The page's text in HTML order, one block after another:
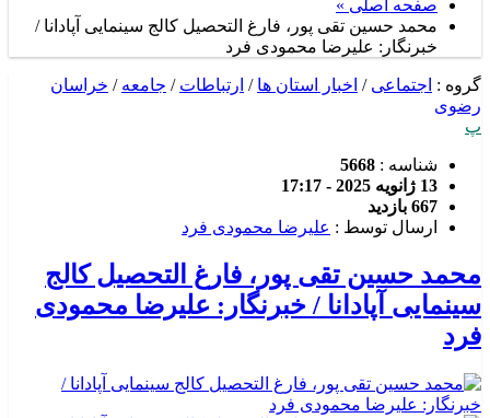
صفحه اصلی »
محمد حسین تقی پور، فارغ التحصیل کالج سینمایی آپادانا /
خبرنگار: علیرضا محمودی فرد
گروه : اجتماعی / اخبار استان ها / ارتباطات / جامعه / خراسان
رضوی
پ
شناسه : 5668
13 ژانویه 2025 - 17:17
667 بازدید
ارسال توسط : علیرضا محمودی فرد
محمد حسین تقی پور، فارغ التحصیل کالج
سینمایی آپادانا / خبرنگار: علیرضا محمودی
فرد